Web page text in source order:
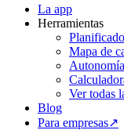
La app
Herramientas
Mapa de
Ver todas
Blog
Para empresas↗